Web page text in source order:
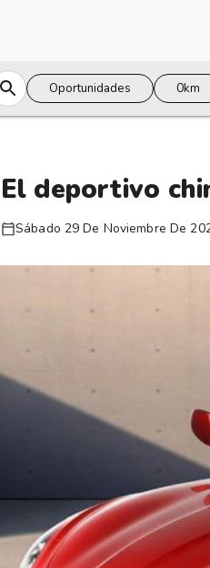
Oportunidades 0km
El deportivo
Sábado 29 De Noviembre De